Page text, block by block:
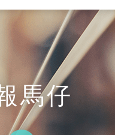
馬仔